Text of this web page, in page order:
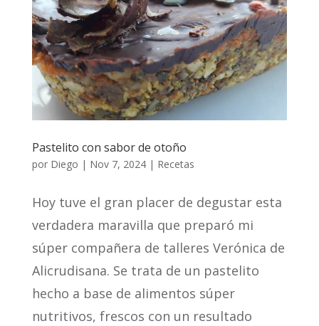
Pastelito con sabor de otoño
por Diego | Nov 7, 2024| Recetas
Hoy tuve el gran placer de degustar esta
verdadera maravilla que preparó mi
súper compañera de talleres Verónica de
Alicrudisana. Se trata de un pastelito
hecho a base de alimentos súper
nutritivos, frescos con un resultado